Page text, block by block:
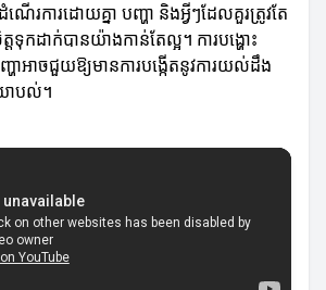
ណើរការដោយគ្នា បញ្ហា និងអ្វីៗដែលគួរត្រូវតែ
កដាក់បានយ៉ាងកាន់តែល្អ។ ការបង្ហោះ
ហាអាចជួយឱ្យមានការបង្កើតនូវការយល់ដឹង
ោបល់។